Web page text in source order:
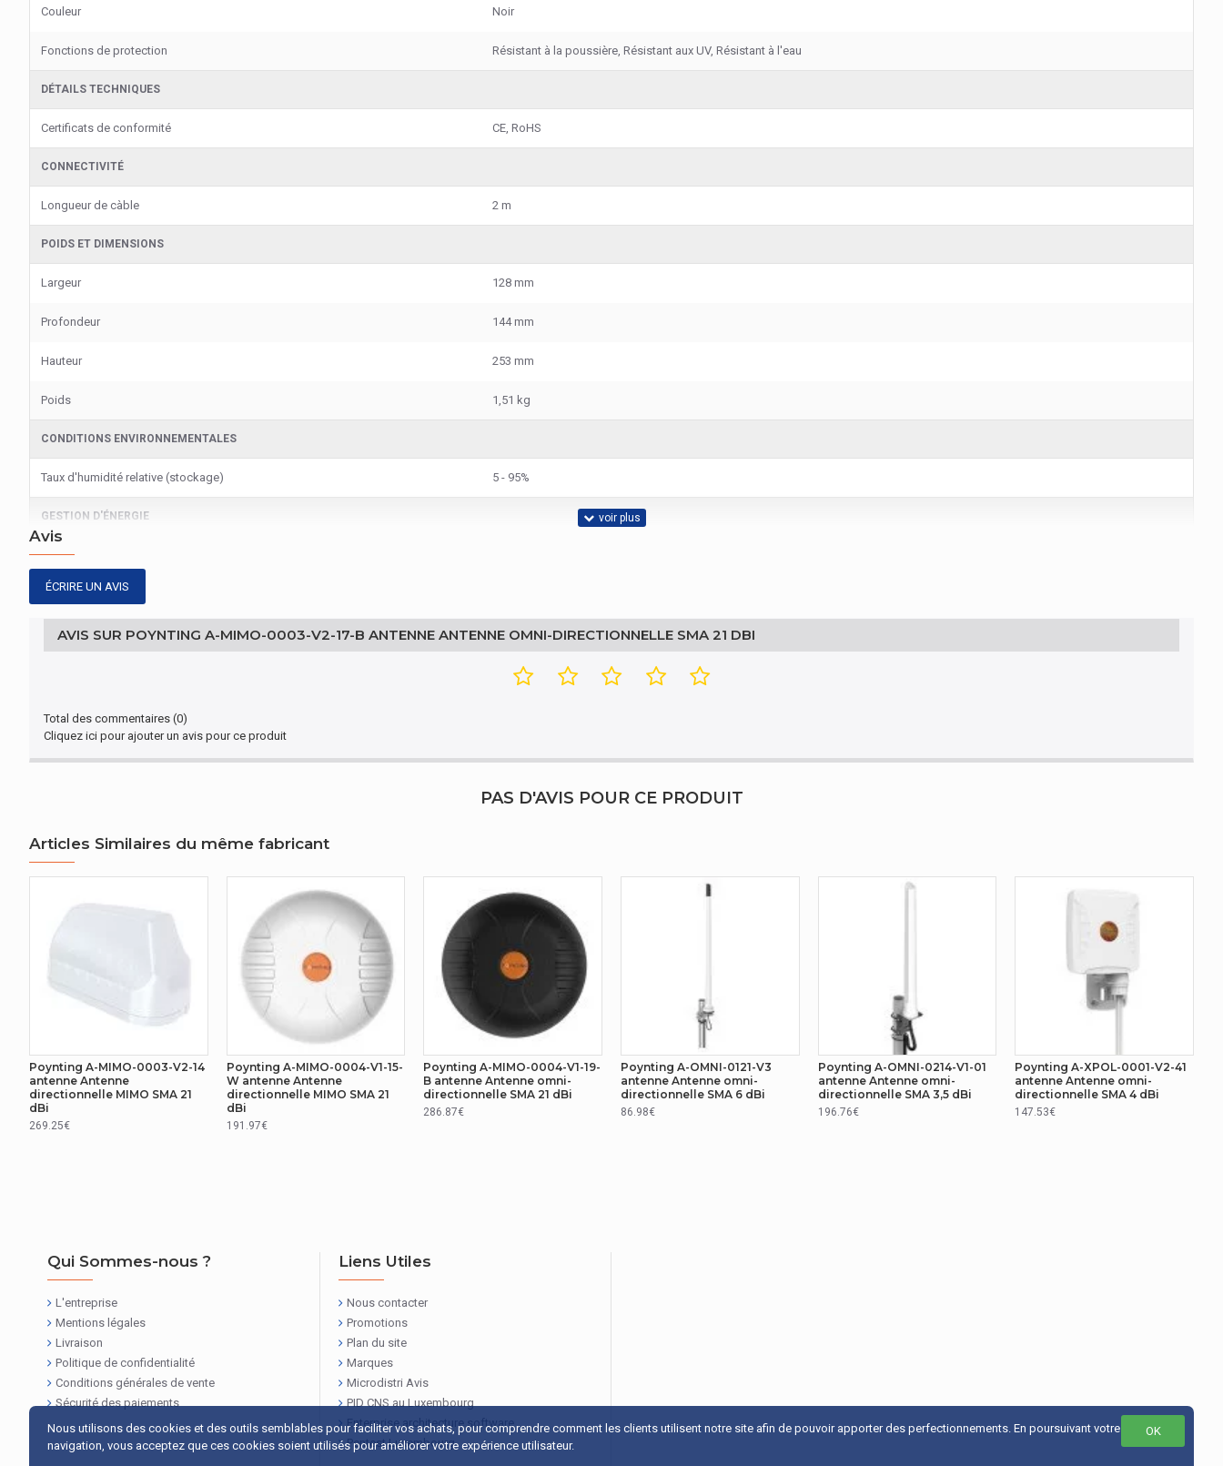
Couleur Noir
Fonctions de protection Résistant à la poussière, Résistant aux UV, Résistant à l'eau
DÉTAILS TECHNIQUES
Certificats de conformité CE, RoHS
CONNECTIVITÉ
Longueur de càble 2 m
POIDS ET DIMENSIONS
Largeur 128 mm
Profondeur 144 mm
Hauteur 253 mm
Poids 1,51 kg
CONDITIONS ENVIRONNEMENTALES
Taux d'humidité relative (stockage) 5 - 95%
GESTION D'ÉNERGIE
Tension d'entrée
CARACTÉRISTIQUES
Pays d'origine Chine
CONTENU DE L'EMBALLAGE
Quantité par paquet 1 pièce(s)
265 mm
Profondeur de l'emballage
Hauteur de l'emballage 204 mm
Poids du paquet 1,61 kg
Puissance admissible
Résistant aux rayons ultraviolet (UV)
Vitesse du vent extrême
CASQUES/ECOUTEURS
Impédance 50 Ohm
Avis
ÉCRIRE UN AVIS
AVIS SUR POYNTING A-MIMO-0003-V2-17-B ANTENNE ANTENNE OMNI-DIRECTIONNELLE SMA 21 DBI
Total des commentaires (0)
Cliquez ici pour ajouter un avis pour ce produit
PAS D'AVIS POUR CE PRODUIT
Articles Similaires du même fabricant
Poynting A-MIMO-0003-V2-14
antenne Antenne
directionnelle MIMO SMA 21
dBi
269.25€
Poynting A-MIMO-0004-V1-15-
W antenne Antenne
directionnelle MIMO SMA 21
dBi
191.97€
Poynting A-MIMO-0004-V1-19-
B antenne Antenne omni-
directionnelle SMA 21 dBi
286.87€
Poynting A-OMNI-0121-V3
antenne Antenne omni-
directionnelle SMA 6 dBi
86.98€
Poynting A-OMNI-0214-V1-01
antenne Antenne omni-
directionnelle SMA 3,5 dBi
196.76€
Poynting A-XPOL-0001-V2-41
antenne Antenne omni-
directionnelle SMA 4 dBi
147.53€
Qui Sommes-nous ?
L'entreprise
Mentions légales
Livraison
Politique de confidentialité
Conditions générales de vente
Sécurité des paiements
Liens Utiles
Nous contacter
Promotions
Plan du site
Marques
Microdistri Avis
PID CNS au Luxembourg
Enterprise architecture software
Pentest Luxembourg
OK
Nous utilisons des cookies et des outils semblables pour faciliter vos achats, pour comprendre comment les clients utilisent notre site afin de pouvoir apporter des perfectionnements. En poursuivant votre
navigation, vous acceptez que ces cookies soient utilisés pour améliorer votre expérience utilisateur.